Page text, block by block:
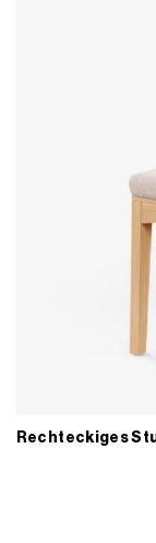
Rechteckiges